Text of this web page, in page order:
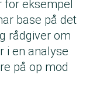
eksempel
base på det
rådgiver om
i en analyse
på op mod